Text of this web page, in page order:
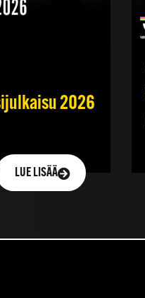
2026
LUE LISÄÄ